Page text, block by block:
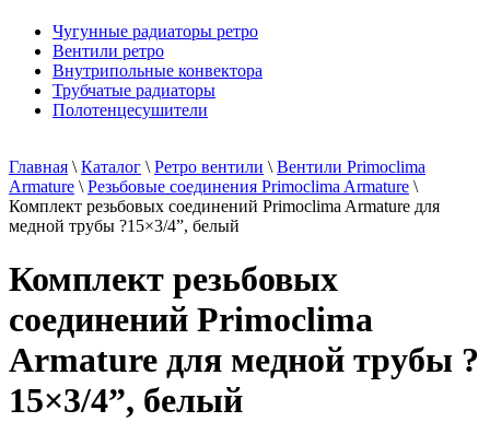
Чугунные радиаторы ретро
Вентили ретро
Внутрипольные конвектора
Трубчатые радиаторы
Полотенцесушители
Главная \ Каталог \ Ретро вентили \ Вентили Primoclima
Armature \ Резьбовые соединения Primoclima Armature \
Комплект резьбовых соединений Primoclima Armature для
медной трубы ?15×3/4”, белый
Комплект резьбовых
соединений Primoclima
Armature для медной трубы ?
15×3/4”, белый